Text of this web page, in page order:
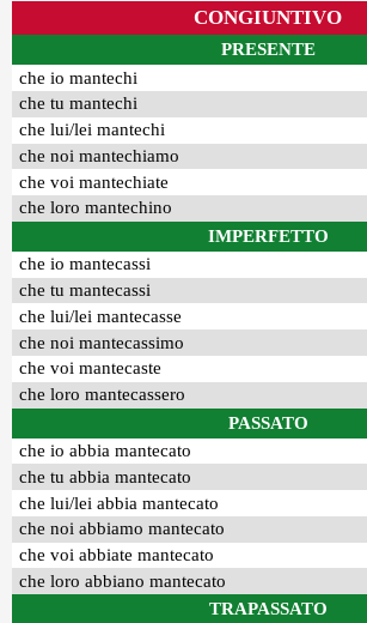
CONGIUNTIVO
PRESENTE
che io mantechi
che tu mantechi
che lui/lei mantechi
che noi mantechiamo
che voi mantechiate
che loro mantechino
IMPERFETTO
che io mantecassi
che tu mantecassi
che lui/lei mantecasse
che noi mantecassimo
che voi mantecaste
che loro mantecassero
PASSATO
che io abbia mantecato
che tu abbia mantecato
che lui/lei abbia mantecato
che noi abbiamo mantecato
che voi abbiate mantecato
che loro abbiano mantecato
TRAPASSATO